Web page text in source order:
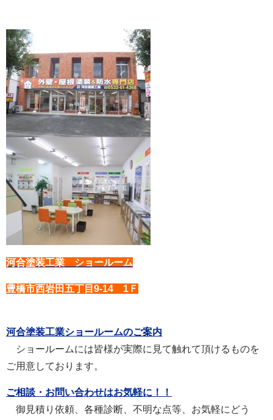
河合塗装工業 ショールーム
豊橋市西岩田五丁目9-14 1Ｆ
河合塗装工業ショールームのご案内
ショールームには皆様が実際に見て触れて頂けるものを
ご用意しております。
ご相談・お問い合わせはお気軽に！！
御見積り依頼、各種診断、不明な点等、お気軽にどう